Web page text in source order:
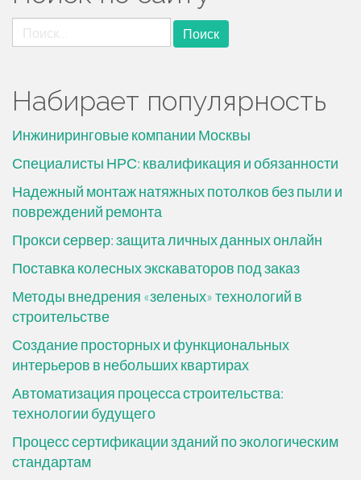
Найти:
Набирает популярность
Инжиниринговые компании Москвы
Специалисты НРС: квалификация и обязанности
Надежный монтаж натяжных потолков без пыли и
повреждений ремонта
Прокси сервер: защита личных данных онлайн
Поставка колесных экскаваторов под заказ
Методы внедрения «зеленых» технологий в
строительстве
Создание просторных и функциональных
интерьеров в небольших квартирах
Автоматизация процесса строительства:
технологии будущего
Процесс сертификации зданий по экологическим
стандартам